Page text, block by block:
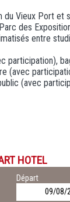
du Vieux Port
des
entre
participation),
(avec
(avec
HOTEL
Départ